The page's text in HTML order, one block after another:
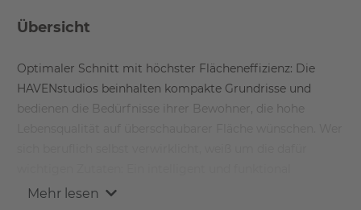
Übersicht
Optimaler Schnitt mit höchster Flächeneffizienz: Die
HAVENstudios beinhalten kompakte Grundrisse und
bedienen die Bedürfnisse ihrer Bewohner, die hohe
gestaltetes, komfortables Zuhause. Kurze Wege zur
Mehr lesen